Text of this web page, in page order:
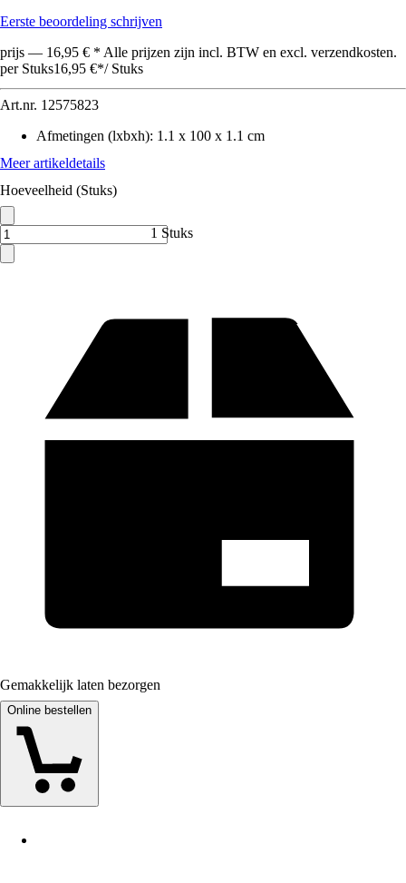
Eerste beoordeling schrijven
prijs — 16,95 € * Alle prijzen zijn incl. BTW en excl. verzendkosten.
per Stuks16,95 €*/ Stuks
Art.nr. 12575823
Afmetingen (lxbxh): 1.1 x 100 x 1.1 cm
Meer artikeldetails
Hoeveelheid (Stuks)
1 Stuks
Gemakkelijk laten bezorgen
Online bestellen